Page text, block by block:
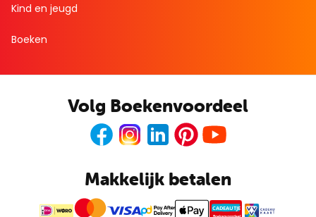
Kind en jeugd
Boeken
Volg Boekenvoordeel
FacebookInstagramLinkedInPinterest
Makkelijk betalen
CADEAUTJE